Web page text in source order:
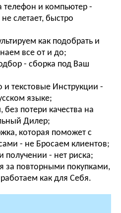
телефон и компьютер -
слетает, быстро
как подобрать и
все от и до;
- сборка под Ваш
текстовые Инструкции -
языке;
потери качества на
Дилер;
которая поможет с
- не Бросаем клиентов;
получении - нет риска;
за повторными покупками,
как для Себя.